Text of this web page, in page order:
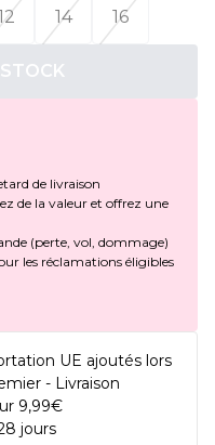
14 16
de livraison
de la valeur et offrez une
(perte, vol, dommage)
les réclamations éligibles
UE ajoutés lors
- Livraison
9,99€
jours